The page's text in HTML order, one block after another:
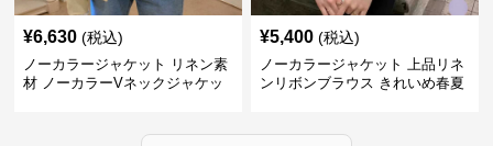
¥6,630 (税込)
ノーカラージャケット リネン素
材 ノーカラーVネックジャケッ
¥5,400 (税込)
ノーカラージャケット 上品リネ
ンリボンブラウス きれいめ春夏